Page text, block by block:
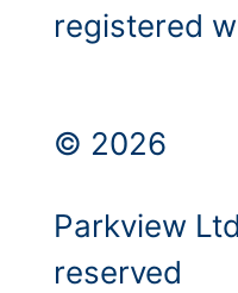
registered
© 2026
Parkview
reserved